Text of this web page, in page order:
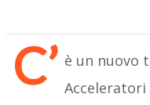
C’ è un nuovo
Acceleratori